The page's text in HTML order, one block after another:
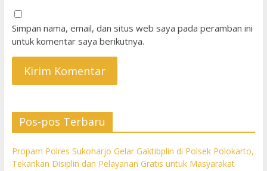
Simpan nama, email, dan situs web saya pada peramban ini
untuk komentar saya berikutnya.
Pos-pos Terbaru
Propam Polres Sukoharjo Gelar Gaktibplin di Polsek Polokarto,
Tekankan Disiplin dan Pelayanan Gratis untuk Masyarakat